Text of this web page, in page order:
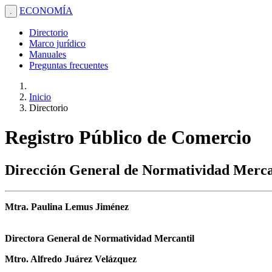
. ECONOMÍA
Directorio
Marco jurídico
Manuales
Preguntas frecuentes
Inicio
Directorio
Registro Público de Comercio
Dirección General de Normatividad
Mtra. Paulina Lemus Jiménez
Directora General de Normatividad Mercantil
Mtro. Alfredo Juárez Velázquez